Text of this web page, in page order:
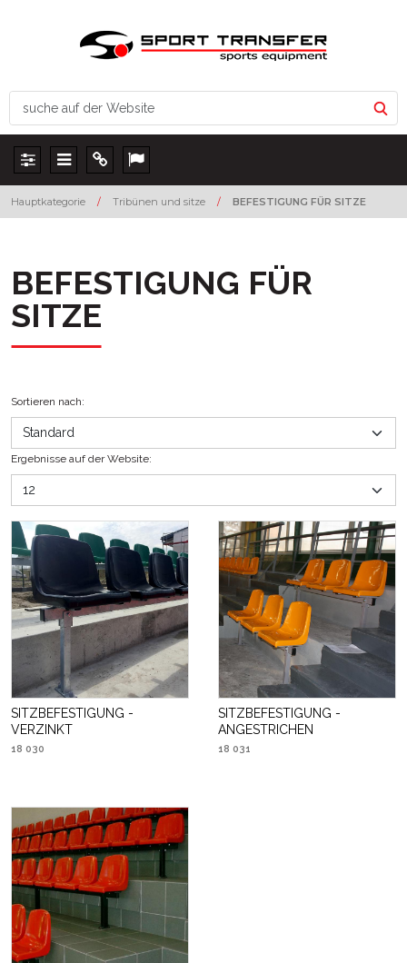
Panel Menu Info Lang
Hauptkategorie / Tribünen und sitze / BEFESTIGUNG FÜR SITZE
BEFESTIGUNG FÜR
SITZE
Sortieren nach:
Ergebnisse auf der Website:
SITZBEFESTIGUNG -
VERZINKT
18 030
SITZBEFESTIGUNG -
ANGESTRICHEN
18 031